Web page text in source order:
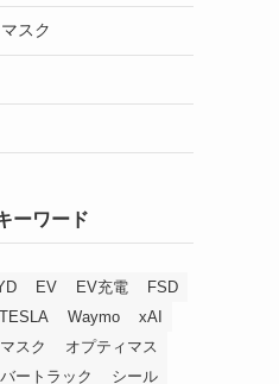
スク
ーワード
EV EV充電
FSD
TESLA Waymo
xAI
スク
オプティマス
ートラック シール